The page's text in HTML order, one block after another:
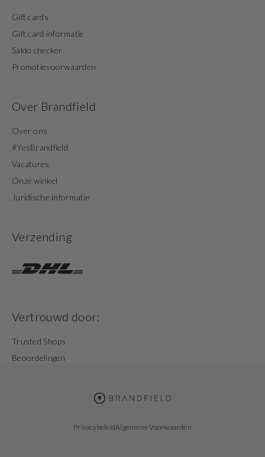
Gift cards
Gift card informatie
Saldo checker
Promotievoorwaarden
Over Brandfield
Over ons
#YesBrandfield
Vacatures
Onze winkel
Juridische informatie
Verzending
Vertrouwd door:
Trusted Shops
Beoordelingen
PrivacybeleidAlgemene Voorwaarden